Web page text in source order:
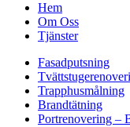
Hem
Om Oss
Tjänster
Fasadputsning
Trapphusmålning
Brandtätning
Portrenovering –